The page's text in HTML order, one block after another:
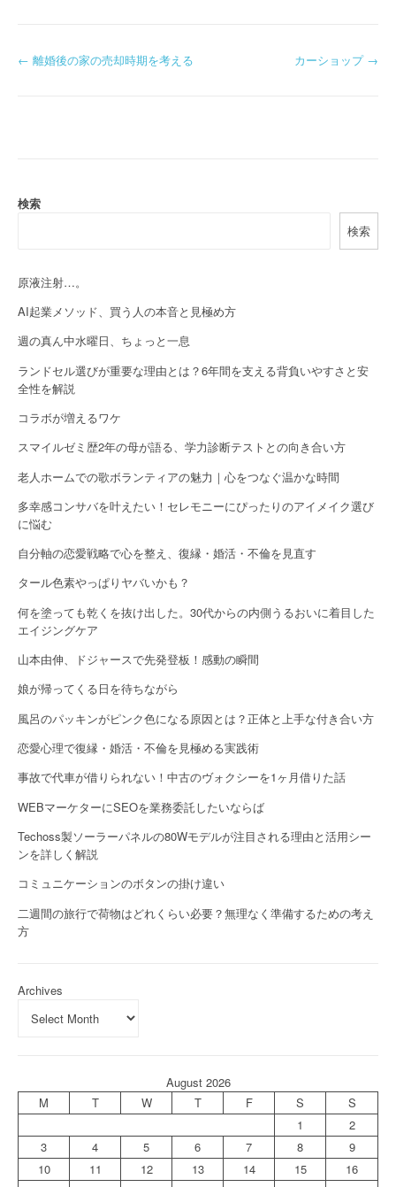
P
n
i
g
a
t
i
o
n
← 離婚後の家の売却時期を考える カーショップ →
検索
検索
原液注射…。
AI起業メソッド、買う人の本音と見極め方
週の真ん中水曜日、ちょっと一息
ランドセル選びが重要な理由とは？6年間を支える背負いやすさと安
全性を解説
コラボが増えるワケ
スマイルゼミ歴2年の母が語る、学力診断テストとの向き合い方
老人ホームでの歌ボランティアの魅力｜心をつなぐ温かな時間
多幸感コンサバを叶えたい！セレモニーにぴったりのアイメイク選び
に悩む
自分軸の恋愛戦略で心を整え、復縁・婚活・不倫を見直す
タール色素やっぱりヤバいかも？
何を塗っても乾くを抜け出した。30代からの内側うるおいに着目した
エイジングケア
山本由伸、ドジャースで先発登板！感動の瞬間
娘が帰ってくる日を待ちながら
風呂のパッキンがピンク色になる原因とは？正体と上手な付き合い方
恋愛心理で復縁・婚活・不倫を見極める実践術
事故で代車が借りられない！中古のヴォクシーを1ヶ月借りた話
WEBマーケターにSEOを業務委託したいならば
Techoss製ソーラーパネルの80Wモデルが注目される理由と活用シー
ンを詳しく解説
コミュニケーションのボタンの掛け違い
二週間の旅行で荷物はどれくらい必要？無理なく準備するための考え
方
Archives
August 2026
M
T W T F S
S
1
2
3
4 5 6 7 8
9
10
11 12 13 14 15
16